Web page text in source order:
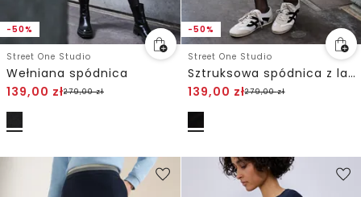
-50%
Street One Studio
Wełniana spódnica
139,00 zł279,00zł
-50%
Street One Studio
Sztruksowa spódnica z lampasami
139,00 zł279,00zł